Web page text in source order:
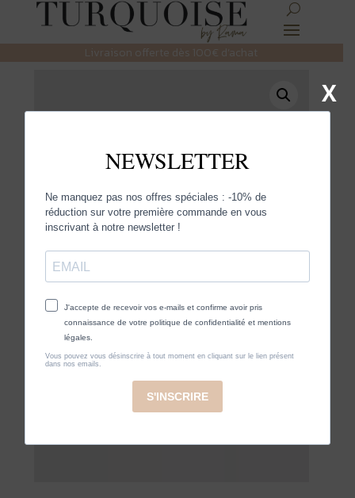
Livraison offerte dès 100€ d’achat
X